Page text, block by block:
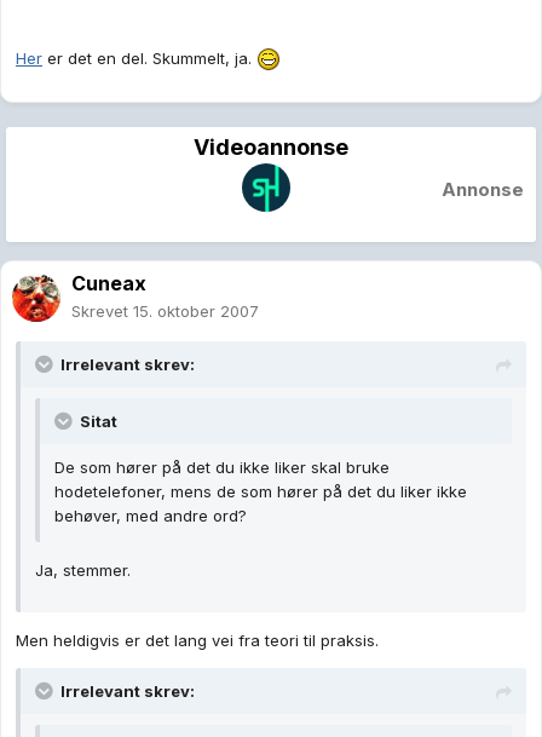
Her er det en del. Skummelt, ja.
Videoannonse
Annonse
Cuneax
Skrevet 15. oktober 2007
Irrelevant skrev:
Sitat
De som hører på det du ikke liker skal bruke
hodetelefoner, mens de som hører på det du liker ikke
behøver, med andre ord?
Ja, stemmer.
Men heldigvis er det lang vei fra teori til praksis.
Irrelevant skrev: